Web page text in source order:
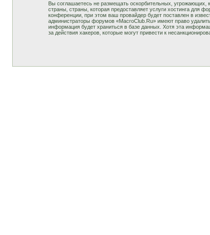
Вы соглашаетесь не размещать оскорбительных, угрожающих,
страны, страны, которая предоставляет услуги хостинга
конференции, при этом ваш провайдер будет поставлен в
администраторы форумов «MacroClub.Ru» имеют право
информация будет храниться в базе данных. Хотя эта
за действия хакеров, которые могут привести к